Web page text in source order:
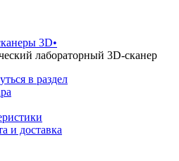
3D•
лабораторный 3D-сканер